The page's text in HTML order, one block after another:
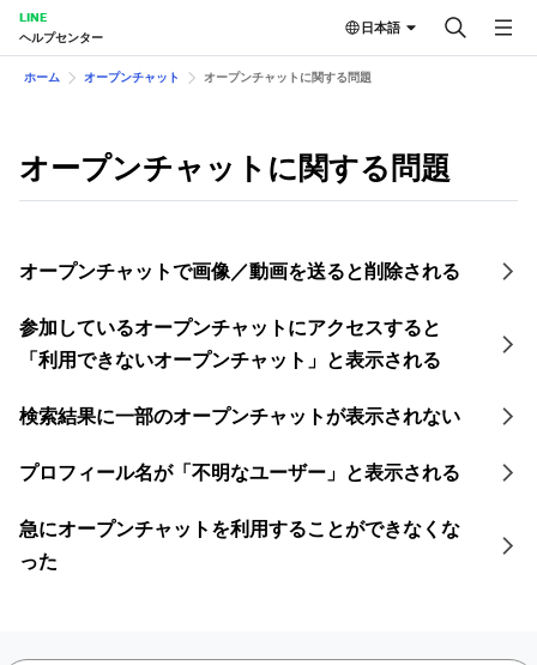
LINE
ヘルプセンター
日本語
ホーム オープンチャット オープンチャットに関する問題
オープンチャットに関する問題
オープンチャットで画像／動画を送ると削除される
参加しているオープンチャットにアクセスすると
「利用できないオープンチャット」と表示される
検索結果に一部のオープンチャットが表示されない
プロフィール名が「不明なユーザー」と表示される
急にオープンチャットを利用することができなくな
った